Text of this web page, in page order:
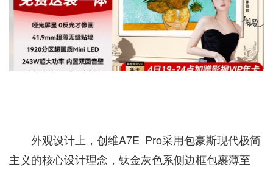
外观设计上，创维A7E Pro采用包豪斯现代极简
主义的核心设计理念，钛金灰色系侧边框包裹薄至